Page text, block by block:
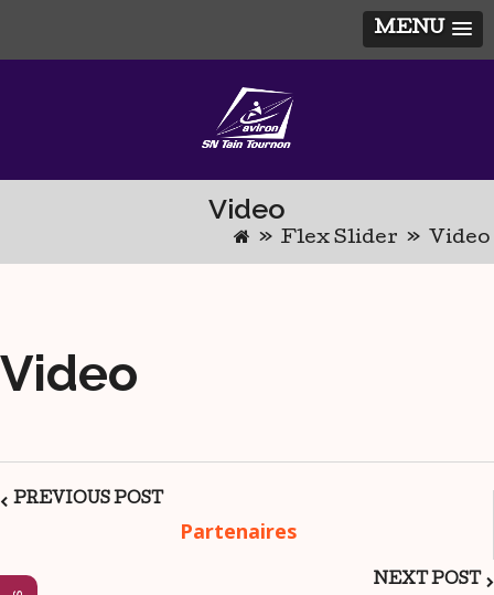
MENU
Video
» Flex Slider » Video
Video
Post
PREVIOUS POST
Partenaires
NEXT POST